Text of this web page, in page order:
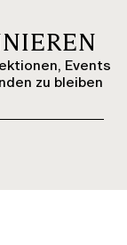
Events
zu bleiben